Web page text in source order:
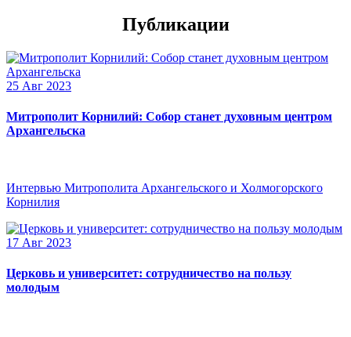
Публикации
25 Авг 2023
Митрополит Корнилий: Собор станет духовным центром
Архангельска
Интервью Митрополита Архангельского и Холмогорского
Корнилия
17 Авг 2023
Церковь и университет: сотрудничество на пользу
молодым